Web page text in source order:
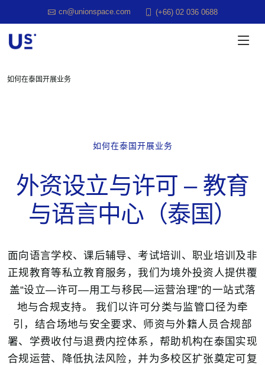
cn@unionspace.com (+66) 02 036 0688
如何在泰国开展业务
如何在泰国开展业务
外资设立与许可 – 教育
与语言中心（泰国）
面向语言学校、课后辅导、考试培训、职业培训及非
正规教育等私立教育服务，我们为境外投资人提供覆
盖“设立—许可—用工与移民—运营治理”的一站式落
地与合规支持。 我们以许可分类与监管口径为牵
引，结合场地与安全要求、师资与外籍人员合规部
署、学费收付与退费内控体系，帮助机构在泰国实现
合规运营、降低执法风险，并为多校区扩张奠定可复